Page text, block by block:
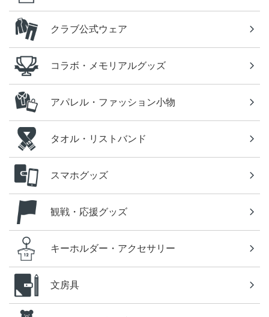
クラブ公式ウェア
コラボ・メモリアルグッズ
アパレル・ファッション小物
タオル・リストバンド
スマホグッズ
観戦・応援グッズ
キーホルダー・アクセサリー
文房具